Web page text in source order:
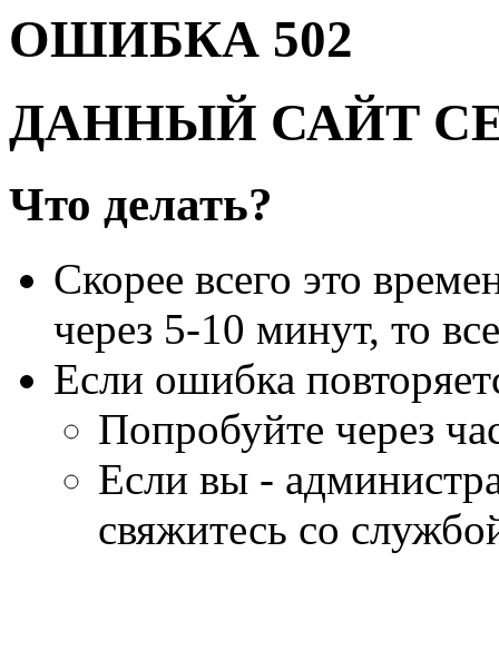
ОШИБКА 502
ДАННЫЙ САЙТ
Что делать?
Скорее всего это
через 5-10 минут, то
Если ошибка
Попробуйте через
Если вы -
свяжитесь со